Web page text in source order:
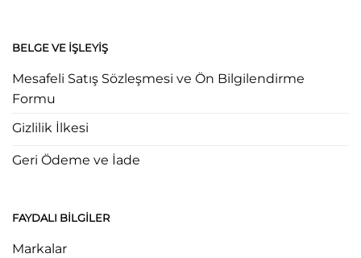
BELGE VE İŞLEYIŞ
Mesafeli Satış Sözleşmesi ve Ön Bilgilendirme
Formu
Gizlilik İlkesi
Geri Ödeme ve İade
FAYDALI BILGILER
Markalar